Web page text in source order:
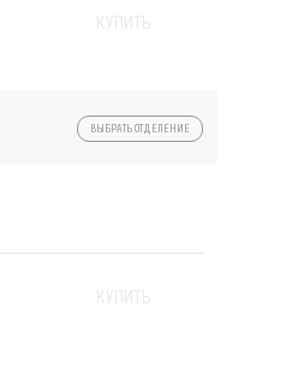
ВЫБРАТЬ ОТДЕЛЕНИЕ